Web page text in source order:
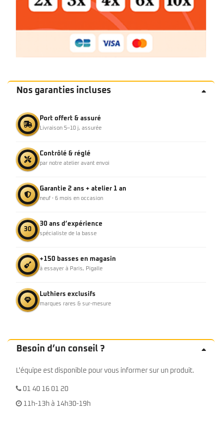
Nos garanties incluses
Port offert & assuré
Livraison 5–10 j, assurée
Contrôlé & réglé
par notre atelier avant envoi
Garantie 2 ans + atelier 1 an
neuf · 6 mois en occasion
30
30 ans d’expérience
spécialiste de la basse
+150 basses en magasin
à essayer à Paris, Pigalle
Luthiers exclusifs
marques rares & sur-mesure
Besoin d’un conseil ?
L'équipe est disponible pour vous informer sur un produit.
01 40 16 01 20
11h-13h à 14h30-19h